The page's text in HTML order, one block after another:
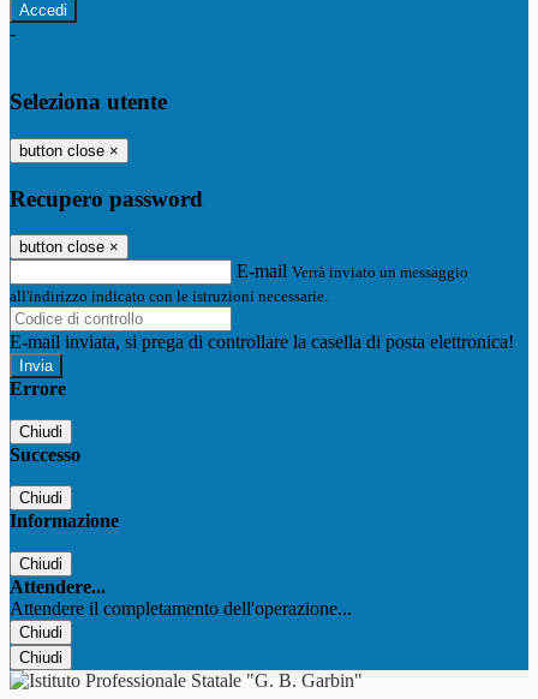
-
Seleziona utente
button close ×
Recupero password
button close ×
E-mail Verrà inviato un messaggio
all'indirizzo indicato con le istruzioni necessarie.
E-mail inviata, si prega di controllare la casella di posta elettronica!
Errore
Chiudi
Successo
Chiudi
Informazione
Chiudi
Attendere...
Attendere il completamento dell'operazione...
Chiudi
Chiudi